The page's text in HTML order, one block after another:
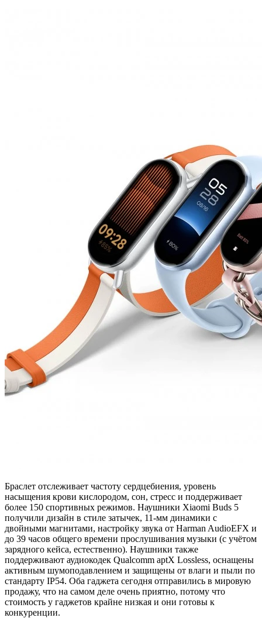
Браслет отслеживает частоту сердцебиения, уровень
насыщения крови кислородом, сон, стресс и поддерживает
более 150 спортивных режимов. Наушники Xiaomi Buds 5
получили дизайн в стиле затычек, 11-мм динамики с
двойными магнитами, настройку звука от Harman AudioEFX и
до 39 часов общего времени прослушивания музыки (с учётом
зарядного кейса, естественно). Наушники также
поддерживают аудиокодек Qualcomm aptX Lossless, оснащены
активным шумоподавлением и защищены от влаги и пыли по
стандарту IP54. Оба гаджета сегодня отправились в мировую
продажу, что на самом деле очень приятно, потому что
стоимость у гаджетов крайне низкая и они готовы к
конкуренции.